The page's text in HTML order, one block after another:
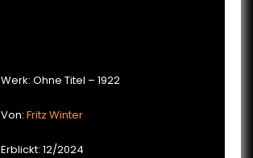
Werk: Ohne Titel – 1922
Von: Fritz Winter
Erblickt: 12/2024